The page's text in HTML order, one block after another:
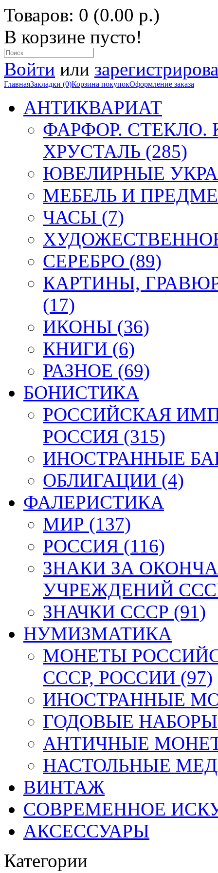
Товаров: 0 (0.00 р.)
В корзине пусто!
Войти или
ГлавнаяЗакладки (0)Корзина покупокОформление заказа
АНТИКВАРИАТ
ФАРФОР.
ХРУСТАЛЬ (285)
ЮВЕЛИРНЫЕ
МЕБЕЛЬ И
ЧАСЫ (7)
СЕРЕБРО (89)
КАРТИНЫ,
(17)
ИКОНЫ (36)
КНИГИ (6)
РАЗНОЕ (69)
БОНИСТИКА
РОССИЙСКАЯ
РОССИЯ (315)
ИНОСТРАННЫЕ
ОБЛИГАЦИИ (4)
ФАЛЕРИСТИКА
МИР (137)
РОССИЯ (116)
ЗНАКИ ЗА
УЧРЕЖДЕНИЙ
ЗНАЧКИ СССР (91)
НУМИЗМАТИКА
МОНЕТЫ
СССР, РОССИИ (97)
ИНОСТРАННЫЕ
ГОДОВЫЕ НАБОРЫ
АНТИЧНЫЕ
НАСТОЛЬНЫЕ
ВИНТАЖ
СОВРЕМЕННОЕ
АКСЕССУАРЫ
Категории